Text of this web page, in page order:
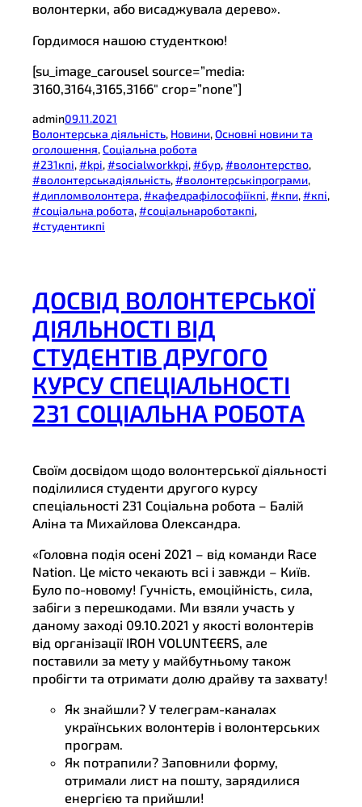
волонтерки, або висаджувала дерево».
Гордимося нашою студенткою!
[su_image_carousel source=”media:
3160,3164,3165,3166″ crop=”none”]
admin09.11.2021
Волонтерська діяльність, Новини, Основні новини та
оголошення, Соціальна робота
#231кпі, #kpi, #socialworkkpi, #бур, #волонтерство
#волонтерськадіяльність, #волонтерськіпрограми
#дипломволонтера, #кафедрафілософіїкпі, #кпи, #кпі
#соціальна робота, #соціальнароботакпі
#студентикпі
ДОСВІД ВОЛОНТЕРСЬКОЇ
ДІЯЛЬНОСТІ ВІД
СТУДЕНТІВ ДРУГОГО
КУРСУ СПЕЦІАЛЬНОСТІ
231 СОЦІАЛЬНА РОБОТА
Своїм досвідом щодо волонтерської діяльності
поділилися студенти другого курсу
спеціальності 231 Соціальна робота – Балій
Аліна та Михайлова Олександра.
«Головна подiя осені 2021 – від команди Race
Nation. Це мicто чекають всi i завжди – Київ.
Було по-новому! Гучнicть, емоцiйнicть, сила,
забiги з перешкодами. Ми взяли участь у
даному заході 09.10.2021 у якості волонтерів
від організації IROH VOLUNTEERS, але
поставили за мету у майбутньому також
пробігти та отримати долю драйву та захвату!
Як знайшли? У телеграм-каналах
українських волонтерів і волонтерських
програм.
Як потрапили? Заповнили форму,
отримали лист на пошту, зарядилися
енергією та прийшли!